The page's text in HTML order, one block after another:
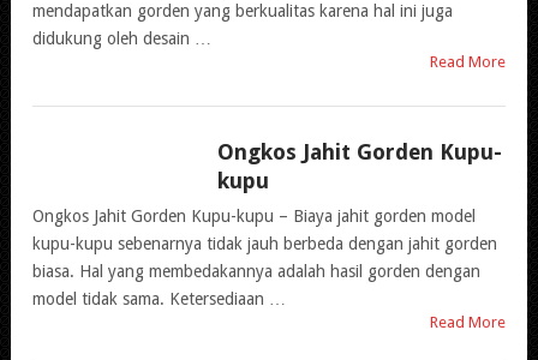
mendapatkan gorden yang berkualitas karena hal ini juga
didukung oleh desain …
Read More
Ongkos Jahit Gorden Kupu-
kupu
Ongkos Jahit Gorden Kupu-kupu – Biaya jahit gorden model
kupu-kupu sebenarnya tidak jauh berbeda dengan jahit gorden
biasa. Hal yang membedakannya adalah hasil gorden dengan
model tidak sama. Ketersediaan …
Read More